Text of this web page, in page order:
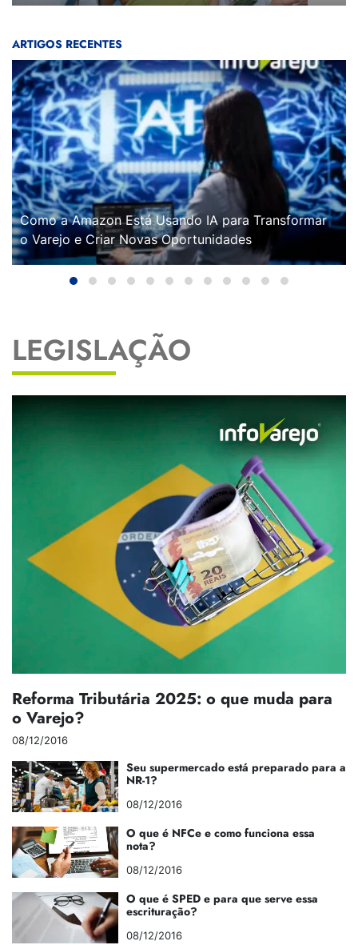
ARTIGOS RECENTES
Como a Amazon Está Usando IA para Transformar
o Varejo e Criar Novas Oportunidades
LEGISLAÇÃO
Reforma Tributária 2025: o que muda para
o Varejo?
08/12/2016
Seu supermercado está preparado para a
NR-1?
08/12/2016
O que é NFCe e como funciona essa
nota?
08/12/2016
O que é SPED e para que serve essa
escrituração?
08/12/2016